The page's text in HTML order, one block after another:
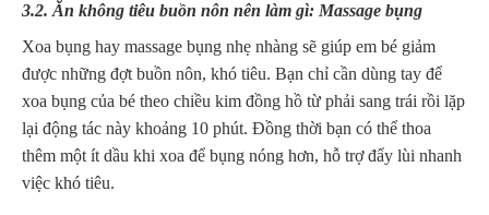
3.2. Ăn không tiêu buồn nôn nên làm gì: Massage bụng
Xoa bụng hay massage bụng nhẹ nhàng sẽ giúp em bé giảm
được những đợt buồn nôn, khó tiêu. Bạn chỉ cần dùng tay để
xoa bụng của bé theo chiều kim đồng hồ từ phải sang trái rồi lặp
lại động tác này khoảng 10 phút. Đồng thời bạn có thể thoa
thêm một ít dầu khi xoa để bụng nóng hơn, hỗ trợ đẩy lùi nhanh
việc khó tiêu.